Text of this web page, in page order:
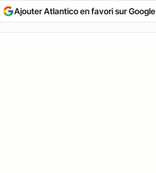
Ajouter Atlantico en favori sur Google